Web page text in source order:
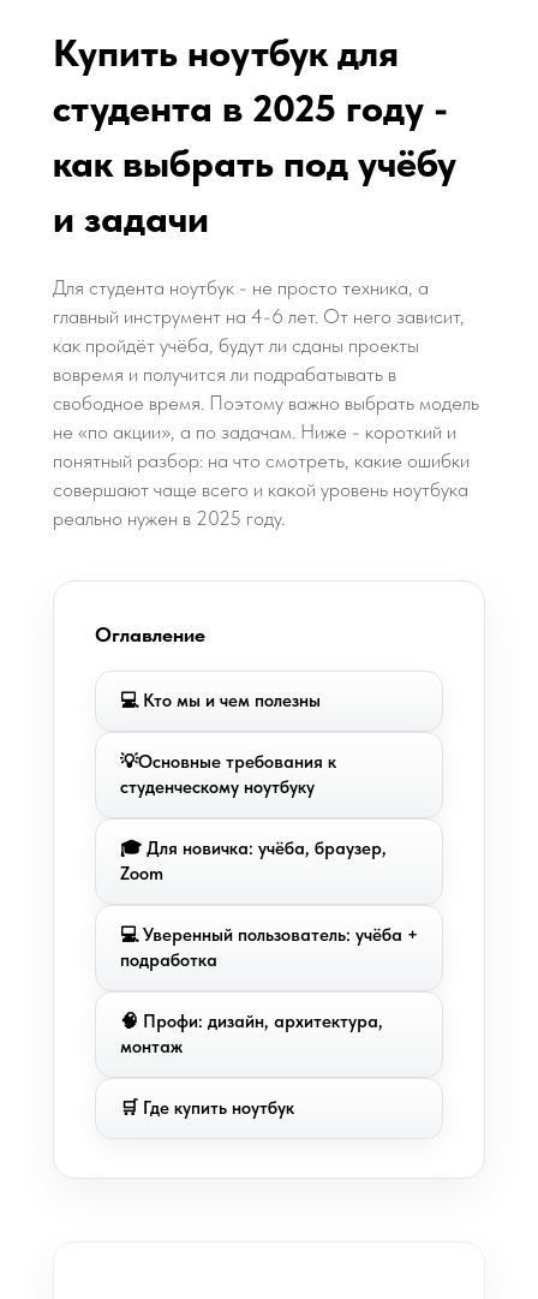
Купить ноутбук для
студента в 2025 году -
как выбрать под учёбу
и задачи
Для студента ноутбук - не просто техника, а
главный инструмент на 4-6 лет. От него зависит,
как пройдёт учёба, будут ли сданы проекты
вовремя и получится ли подрабатывать в
свободное время. Поэтому важно выбрать модель
не «по акции», а по задачам. Ниже - короткий и
понятный разбор: на что смотреть, какие ошибки
совершают чаще всего и какой уровень ноутбука
реально нужен в 2025 году.
Оглавление
💻 Кто мы и чем полезны
💡Основные требования к
студенческому ноутбуку
🎓 Для новичка: учёба, браузер,
Zoom
💻 Уверенный пользователь: учёба +
подработка
🧠 Профи: дизайн, архитектура,
монтаж
🛒 Где купить ноутбук